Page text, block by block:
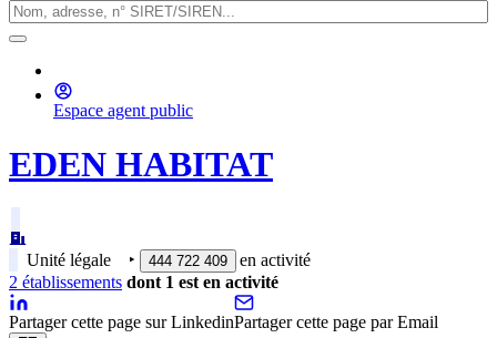
Espace agent public
EDEN HABITAT
Unité légale ‣ 444 722 409
en activité
2 établissements dont 1 est en activité
Partager cette page sur LinkedinPartager cette page par Email